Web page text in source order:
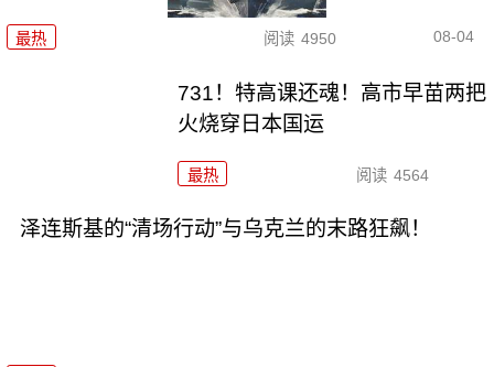
最热 阅读 4950 08-04
731！特高课还魂！高市早苗两把
火烧穿日本国运
最热 阅读 4564
泽连斯基的“清场行动”与乌克兰的末路狂飙！